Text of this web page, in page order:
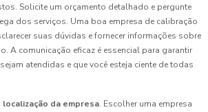
Solicite um orçamento detalhado e pergunte
dos serviços. Uma boa empresa de calibração
suas dúvidas e fornecer informações sobre
A comunicação eficaz é essencial para garantir
atendidas e que você esteja ciente de todas
localização da empresa. Escolher uma empresa